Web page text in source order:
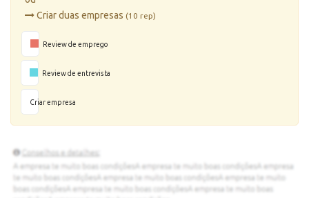
Criar duas empresas (10 rep)
Review de emprego
Review de entrevista
Criar empresa